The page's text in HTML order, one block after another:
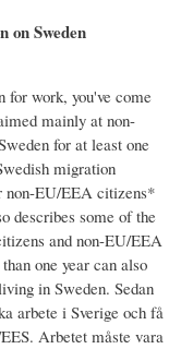
on Sweden
for work, you've come
mainly at non-
for at least one
migration
non-EU/EEA citizens*
describes some of the
and non-EU/EEA
one year can also
in Sweden. Sedan
arbete i Sverige och få
Arbetet måste vara